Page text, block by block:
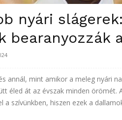
nyári
bearanyozzák
annál, mint amikor a meleg nyári
éled át az évszak minden örömét.
a szívünkben, hiszen ezek a